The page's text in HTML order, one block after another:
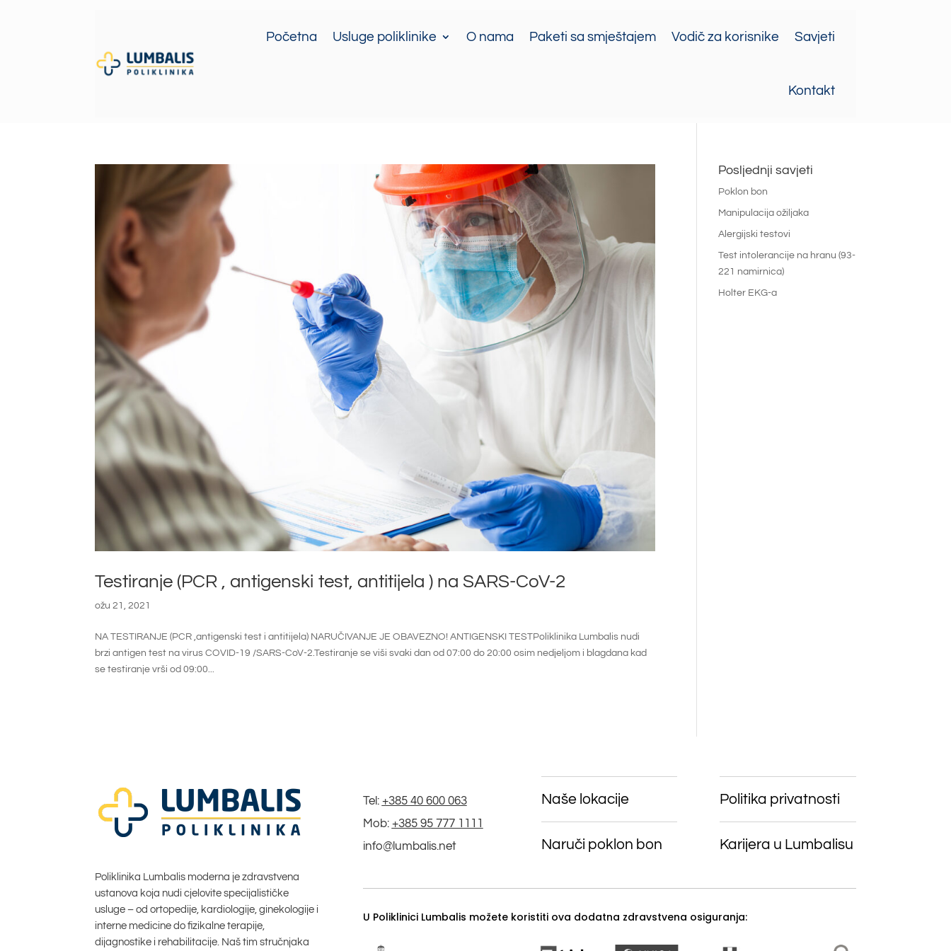
Početna Usluge poliklinike O nama Paketi sa smještajem Vodič za korisnike Savjeti
Kontakt
Testiranje (PCR , antigenski test, antitijela ) na SARS-CoV-2
ožu 21, 2021
NA TESTIRANJE (PCR ,antigenski test i antitijela) NARUČIVANJE JE OBAVEZNO! ANTIGENSKI TESTPoliklinika Lumbalis nudi
brzi antigen test na virus COVID-19 /SARS-CoV-2.Testiranje se viši svaki dan od 07:00 do 20:00 osim nedjeljom i blagdana kad
se testiranje vrši od 09:00...
Posljednji savjeti
Poklon bon
Manipulacija ožiljaka
Alergijski testovi
Test intolerancije na hranu (93-
221 namirnica)
Holter EKG-a
Poliklinika Lumbalis moderna je zdravstvena
ustanova koja nudi cjelovite specijalističke
usluge – od ortopedije, kardiologije, ginekologije i
interne medicine do fizikalne terapije,
dijagnostike i rehabilitacije. Naš tim stručnjaka
Tel: +385 40 600 063
Mob: +385 95 777 1111
info@lumbalis.net
Naše lokacije
Naruči poklon bon
Politika privatnosti
Karijera u Lumbalisu
U Poliklinici Lumbalis možete koristiti ova dodatna zdravstvena osiguranja: